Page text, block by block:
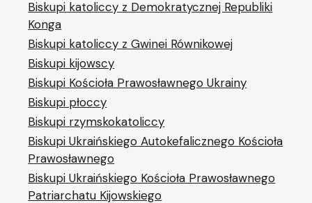
Biskupi katoliccy z Demokratycznej Republiki
Konga
Biskupi katoliccy z Gwinei Równikowej
Biskupi kijowscy
Biskupi Kościoła Prawosławnego Ukrainy
Biskupi płoccy
Biskupi rzymskokatoliccy
Biskupi Ukraińskiego Autokefalicznego Kościoła
Prawosławnego
Biskupi Ukraińskiego Kościoła Prawosławnego
Patriarchatu Kijowskiego